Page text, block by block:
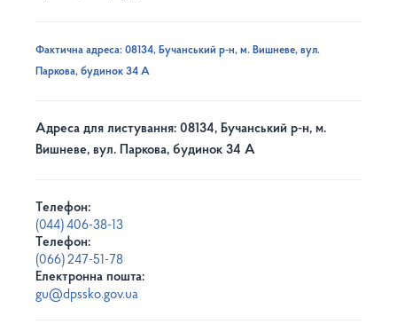
Фактична адреса: 08134, Бучанський р-н, м. Вишневе, вул.
Паркова, будинок 34 А
Адреса для листування: 08134, Бучанський р-н, м.
Вишневе, вул. Паркова, будинок 34 А
Телефон:
(044) 406-38-13
Телефон:
(066) 247-51-78
Електронна пошта:
gu@dpssko.gov.ua